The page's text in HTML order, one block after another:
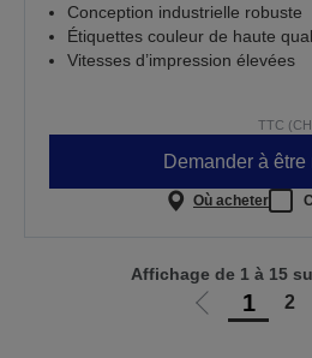
Conception industrielle robuste
Étiquettes couleur de haute
Vitesses d’impression élevées
TTC
Demander à être
Où acheter
Aller1 2
Affichage de 1 à 15